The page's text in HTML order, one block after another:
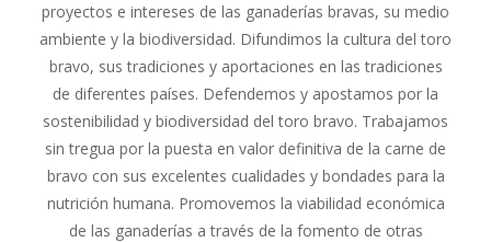
proyectos e intereses de las ganaderías bravas, su medio
ambiente y la biodiversidad. Difundimos la cultura del toro
bravo, sus tradiciones y aportaciones en las tradiciones
de diferentes países. Defendemos y apostamos por la
sostenibilidad y biodiversidad del toro bravo. Trabajamos
sin tregua por la puesta en valor definitiva de la carne de
bravo con sus excelentes cualidades y bondades para la
nutrición humana. Promovemos la viabilidad económica
de las ganaderías a través de la fomento de otras